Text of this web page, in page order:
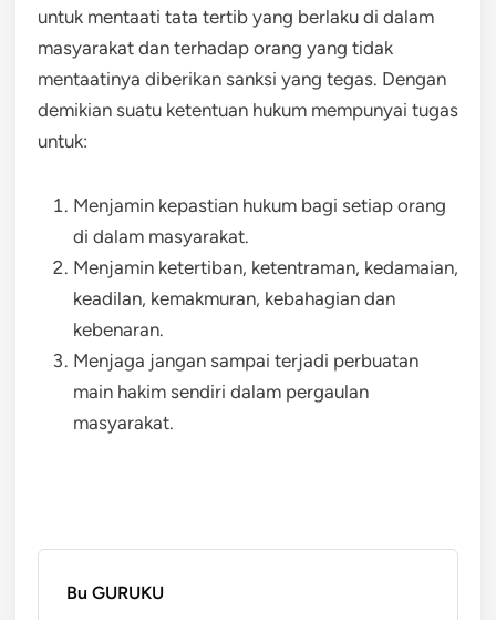
untuk mentaati tata tertib yang berlaku di dalam
masyarakat dan terhadap orang yang tidak
mentaatinya diberikan sanksi yang tegas. Dengan
demikian suatu ketentuan hukum mempunyai tugas
untuk:
Menjamin kepastian hukum bagi setiap orang
di dalam masyarakat.
Menjamin ketertiban, ketentraman, kedamaian,
keadilan, kemakmuran, kebahagian dan
kebenaran.
Menjaga jangan sampai terjadi perbuatan
main hakim sendiri dalam pergaulan
masyarakat.
Bu GURUKU